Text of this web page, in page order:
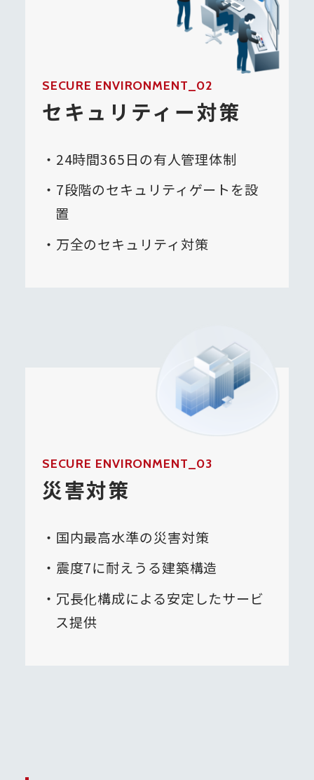
SECURE ENVIRONMENT_02
セキュリティー対策
24時間365日の有人管理体制
7段階のセキュリティゲートを設
置
万全のセキュリティ対策
SECURE ENVIRONMENT_03
災害対策
国内最高水準の災害対策
震度7に耐えうる建築構造
冗長化構成による安定したサービ
ス提供